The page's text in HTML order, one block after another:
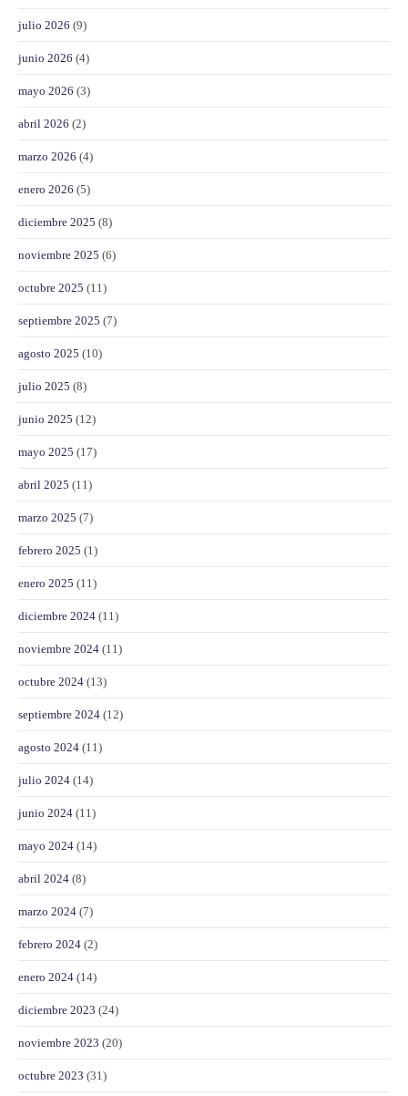
julio 2026 (9)
junio 2026 (4)
mayo 2026 (3)
abril 2026 (2)
marzo 2026 (4)
enero 2026 (5)
diciembre 2025 (8)
noviembre 2025 (6)
octubre 2025 (11)
septiembre 2025 (7)
agosto 2025 (10)
julio 2025 (8)
junio 2025 (12)
mayo 2025 (17)
abril 2025 (11)
marzo 2025 (7)
febrero 2025 (1)
enero 2025 (11)
diciembre 2024 (11)
noviembre 2024 (11)
octubre 2024 (13)
septiembre 2024 (12)
agosto 2024 (11)
julio 2024 (14)
junio 2024 (11)
mayo 2024 (14)
abril 2024 (8)
marzo 2024 (7)
febrero 2024 (2)
enero 2024 (14)
diciembre 2023 (24)
noviembre 2023 (20)
octubre 2023 (31)